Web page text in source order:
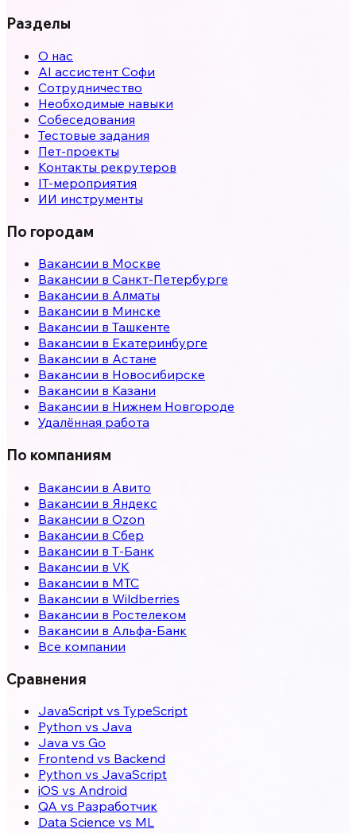
Разделы
О нас
AI ассистент Софи
Сотрудничество
Необходимые навыки
Собеседования
Тестовые задания
Пет-проекты
Контакты рекрутеров
IT-мероприятия
ИИ инструменты
По городам
Вакансии в Москве
Вакансии в Санкт-Петербурге
Вакансии в Алматы
Вакансии в Минске
Вакансии в Ташкенте
Вакансии в Екатеринбурге
Вакансии в Астане
Вакансии в Новосибирске
Вакансии в Казани
Вакансии в Нижнем Новгороде
Удалённая работа
По компаниям
Вакансии в Авито
Вакансии в Яндекс
Вакансии в Ozon
Вакансии в Сбер
Вакансии в Т-Банк
Вакансии в VK
Вакансии в МТС
Вакансии в Wildberries
Вакансии в Ростелеком
Вакансии в Альфа-Банк
Все компании
Сравнения
JavaScript vs TypeScript
Python vs Java
Java vs Go
Frontend vs Backend
Python vs JavaScript
iOS vs Android
QA vs Разработчик
Data Science vs ML